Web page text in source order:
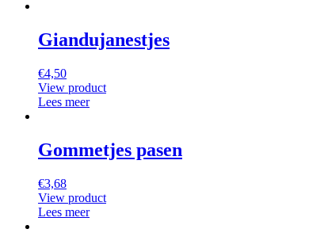
Giandujanestjes
€4,50
View product
Lees meer
Gommetjes pasen
€3,68
View product
Lees meer